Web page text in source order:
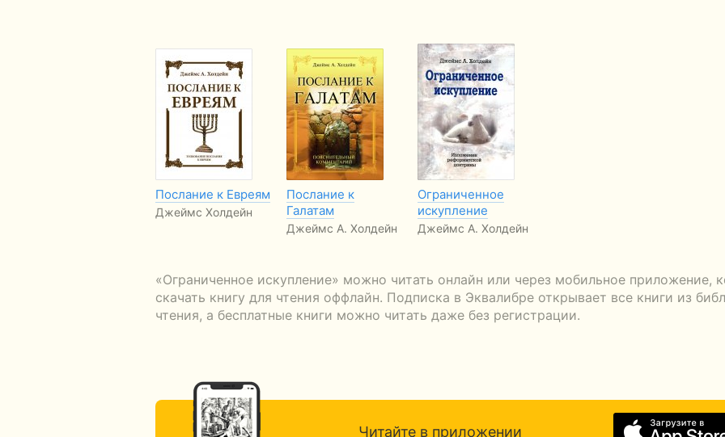
Послание к Евреям
Джеймс Холдейн
Послание к
Галатам
Джеймс А. Холдейн
Ограниченное
искупление
Джеймс А. Холдейн
«Ограниченное искупление» можно читать онлайн или через мобильное приложение,
скачать книгу для чтения оффлайн. Подписка в Эквалибре открывает все книги из
чтения, а бесплатные книги можно читать даже без регистрации.
Читайте в приложении